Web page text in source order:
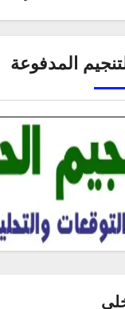
المدفوعة